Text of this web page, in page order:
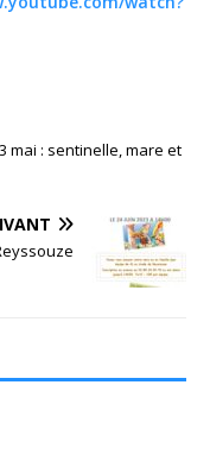
mai : sentinelle, mare et